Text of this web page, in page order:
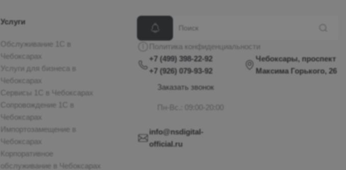
Услуги
Обслуживание 1С в
Чебоксарах
Услуги для бизнеса в
Чебоксарах
Сервисы 1С в Чебоксарах
Сопровождение 1С в
Чебоксарах
Импортозамещение в
Чебоксарах
Корпоративное
обслуживание в Чебоксарах
Политика конфиденциальности
+7 (499) 398-22-92
+7 (926) 079-93-92
Заказать звонок
Пн-Вс.: 09:00-20:00
Чебоксары, проспект
Максима Горького, 26
info@nsdigital-
official.ru